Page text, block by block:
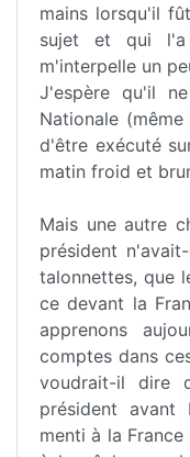
mains lorsqu'il
sujet et qui l'a
m'interpelle un
J'espère qu'il
Nationale
d'être exécuté
matin froid et
Mais une autre
président
talonnettes, que
ce devant la
apprenons
comptes dans
voudrait-il dire
président avant
menti à la